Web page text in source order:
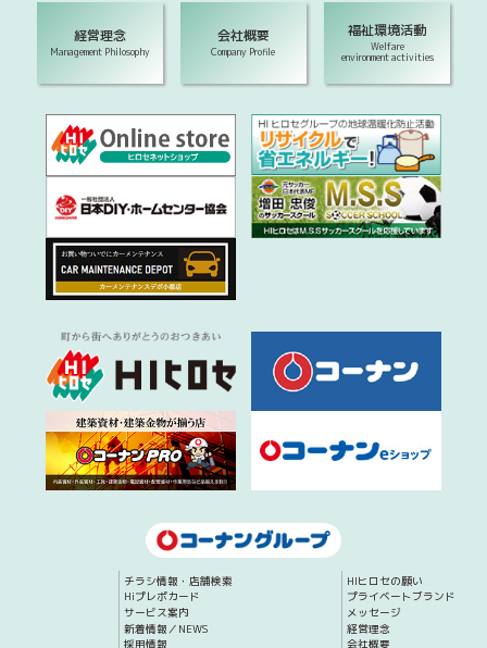
経営理念
Management Philosophy
会社概要
Company Profile
福祉環境活動
Welfare
environment activities
チラシ情報・店舗検索
Hiプレポカード
サービス案内
新着情報／NEWS
採用情報
HIヒロセの願い
プライベートブランド
メッセージ
経営理念
会社概要